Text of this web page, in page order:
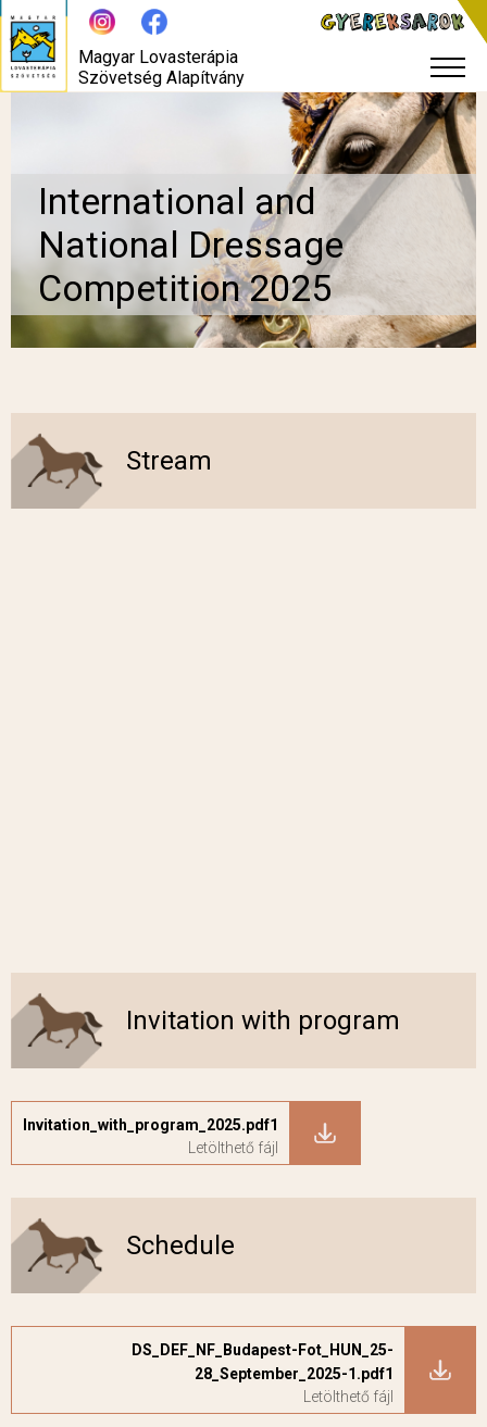
Magyar Lovasterápia
Szövetség Alapítvány
International and
National Dressage
Competition 2025
Stream
Invitation with program
Invitation_with_program_2025.pdf1
Schedule
DS_DEF_NF_Budapest-Fot_HUN_25-
28_September_2025-1.pdf1